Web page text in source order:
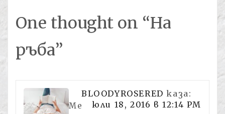
One thought on “На
ръба”
BLOODYROSERED каза:
юли 18, 2016 в 12:14 PM
Me